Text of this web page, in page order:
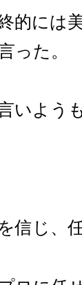
的には
った。
いよう
信じ、